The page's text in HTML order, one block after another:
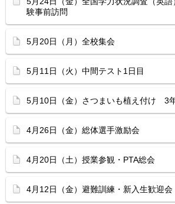
験事前訪問
5月20日（月）全校集会
5月11日（火）中間テスト1日目
5月10日（金）さつまいも植え付け 3
4月26日（金）総体選手激励会
4月20日（土）授業参観・PTA総会
4月12日（金）避難訓練・新入生歓迎会